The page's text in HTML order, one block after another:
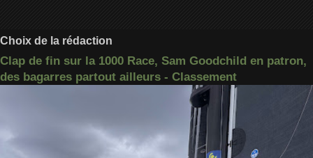
Choix de la rédaction
Clap de fin sur la 1000 Race, Sam Goodchild en patron,
des bagarres partout ailleurs - Classement